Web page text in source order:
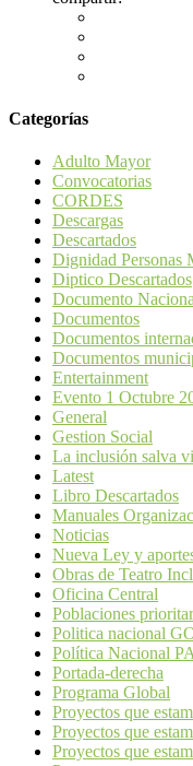
Categorías
Adulto Mayor
Convocatorias
CORDES
Descargas
Descartados
Dignidad Personas
Diptico Descartados
Documento
Documentos
Documentos
Documentos
Entertainment
Evento 1 Octubre
General
Gestion Social
La inclusión salva
Latest
Libro Descartados
Manuales
Noticias
Nueva Ley y
Obras de Teatro
Oficina Central
Poblaciones
Politica nacional
Política Nacional
Portada-derecha
Programa Global
Proyectos que
Proyectos que
Proyectos que